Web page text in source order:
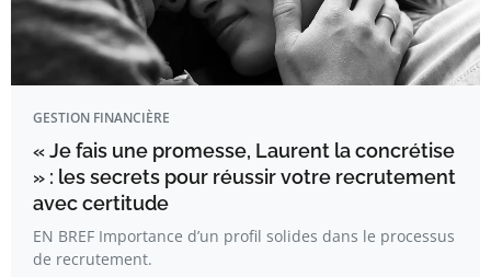
GESTION FINANCIÈRE
« Je fais une promesse, Laurent la concrétise
» : les secrets pour réussir votre recrutement
avec certitude
EN BREF Importance d’un profil solides dans le processus
de recrutement.